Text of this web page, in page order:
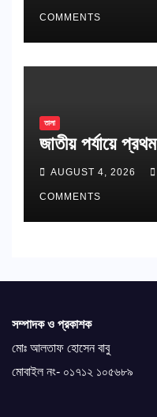
COMMENTS
তালা
জাতীয় পর্যায়ে
AUGUST 4, 2026
COMMENTS
সম্পাদক ও প্রকাশক
মোঃ আলতাফ হোসেন বাবু
মোবাইল নং- ০১৭১২ ১০৫৬৮৯